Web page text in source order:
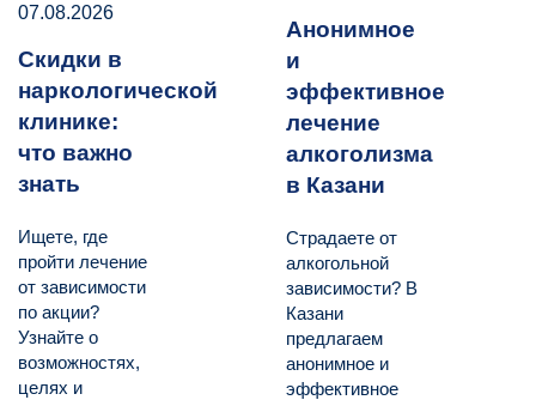
07.08.2026
Скидки в
наркологической
клинике:
что важно
знать
Ищете, где
пройти лечение
от зависимости
по акции?
Узнайте о
возможностях,
целях и
Анонимное
и
эффективное
лечение
алкоголизма
в Казани
Страдаете от
алкогольной
зависимости? В
Казани
предлагаем
анонимное и
эффективное